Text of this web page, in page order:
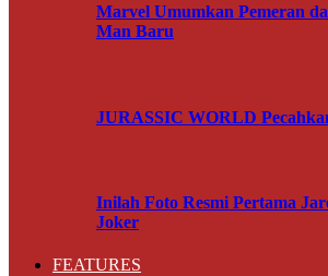
Marvel Umumkan Pemeran
Man Baru
JURASSIC WORLD
Inilah Foto Resmi Pertama
Joker
FEATURES